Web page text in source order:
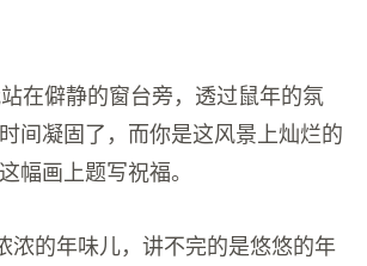
在僻静的窗台旁，透过鼠年的氛
间凝固了，而你是这风景上灿烂的
幅画上题写祝福。
浓的年味儿，讲不完的是悠悠的年